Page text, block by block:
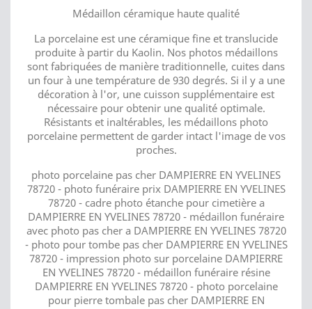
Médaillon céramique haute qualité
La porcelaine est une céramique fine et translucide
produite à partir du Kaolin. Nos photos médaillons
sont fabriquées de manière traditionnelle, cuites dans
un four à une température de 930 degrés. Si il y a une
décoration à l'or, une cuisson supplémentaire est
nécessaire pour obtenir une qualité optimale.
Résistants et inaltérables, les médaillons photo
porcelaine permettent de garder intact l'image de vos
proches.
photo porcelaine pas cher DAMPIERRE EN YVELINES
78720 - photo funéraire prix DAMPIERRE EN YVELINES
78720 - cadre photo étanche pour cimetière a
DAMPIERRE EN YVELINES 78720 - médaillon funéraire
avec photo pas cher a DAMPIERRE EN YVELINES 78720
- photo pour tombe pas cher DAMPIERRE EN YVELINES
78720 - impression photo sur porcelaine DAMPIERRE
EN YVELINES 78720 - médaillon funéraire résine
DAMPIERRE EN YVELINES 78720 - photo porcelaine
pour pierre tombale pas cher DAMPIERRE EN